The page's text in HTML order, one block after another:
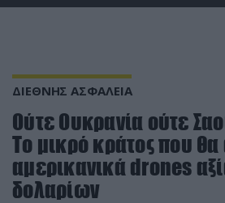
ΔΙΕΘΝΗΣ ΑΣΦΑΛΕΙΑ
Oύτε Ουκρανία ούτε
Το μικρό κράτος που
αμερικανικά drones
δολαρίων